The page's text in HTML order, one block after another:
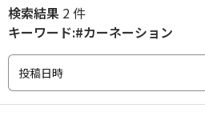
検索結果 2 件
キーワード:#カーネーション
投稿日時